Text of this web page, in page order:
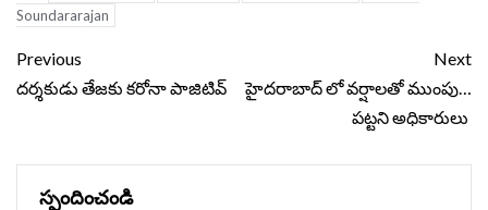
Soundararajan
Continue
Reading
Previous
దర్శకుడు తేజకు కరోనా పాజిటివ్
Next
హైదరాబాద్ లో వర్షాలతో ముంపు…
పట్టని అధికారులు
స్పందించండి